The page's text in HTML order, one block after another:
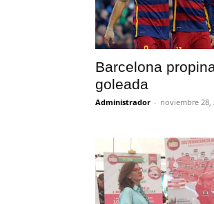
Barcelona
goleada
Administrador - noviembre 28,